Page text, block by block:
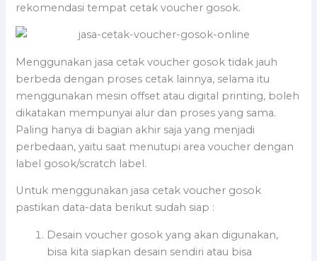
rekomendasi tempat cetak voucher gosok.
Menggunakan jasa cetak voucher gosok tidak jauh
berbeda dengan proses cetak lainnya, selama itu
menggunakan mesin offset atau digital printing, boleh
dikatakan mempunyai alur dan proses yang sama.
Paling hanya di bagian akhir saja yang menjadi
perbedaan, yaitu saat menutupi area voucher dengan
label gosok/scratch label.
Untuk menggunakan jasa cetak voucher gosok
pastikan data-data berikut sudah siap :
Desain voucher gosok yang akan digunakan,
bisa kita siapkan desain sendiri atau bisa